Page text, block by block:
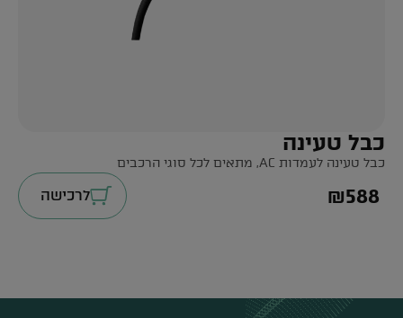
כבל טעינה
כבל טעינה לעמדות AC, מתאים לכל סוגי הרכבים
588
₪ לרכישה